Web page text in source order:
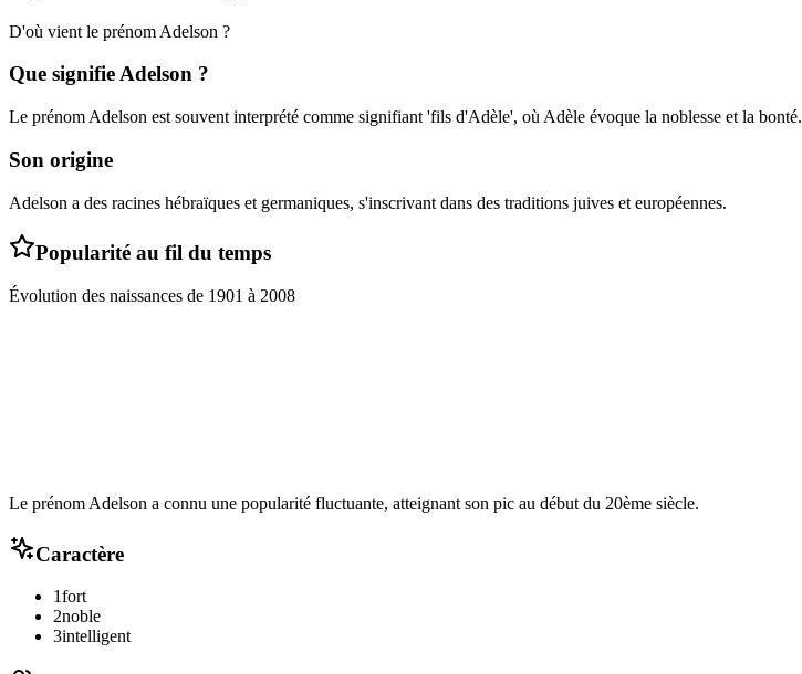
D'où vient le prénom Adelson ?
Que signifieAdelson ?
Le prénom Adelson est souvent interprété comme signifiant 'fils d'Adèle', où Adèle évoque la noblesse et la bonté.
Son origine
Adelson a des racines hébraïques et germaniques, s'inscrivant dans des traditions juives et européennes.
Popularité au fil du temps
Évolution des naissances de 1901 à 2008
Le prénom Adelson a connu une popularité fluctuante, atteignant son pic au début du 20ème siècle.
Caractère
1fort
2noble
3intelligent